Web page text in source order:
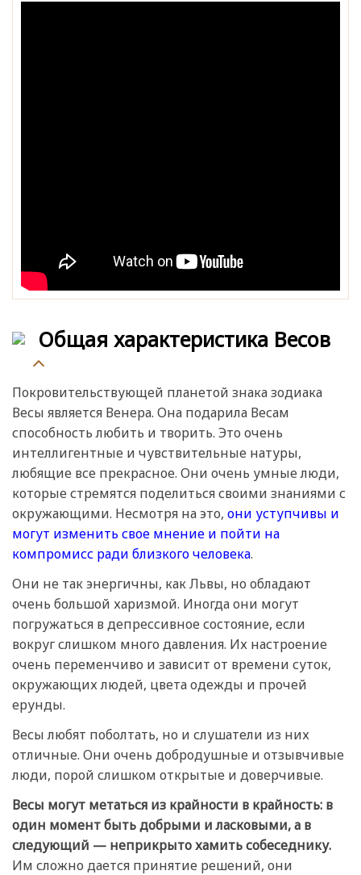
Общая характеристика Весов
Покровительствующей планетой знака зодиака
Весы является Венера. Она подарила Весам
способность любить и творить. Это очень
интеллигентные и чувствительные натуры,
любящие все прекрасное. Они очень умные люди,
которые стремятся поделиться своими знаниями с
окружающими. Несмотря на это, они уступчивы и
могут изменить свое мнение и пойти на
компромисс ради близкого человека.
Они не так энергичны, как Львы, но обладают
очень большой харизмой. Иногда они могут
погружаться в депрессивное состояние, если
вокруг слишком много давления. Их настроение
очень переменчиво и зависит от времени суток,
окружающих людей, цвета одежды и прочей
ерунды.
Весы любят поболтать, но и слушатели из них
отличные. Они очень добродушные и отзывчивые
люди, порой слишком открытые и доверчивые.
Весы могут метаться из крайности в крайность: в
один момент быть добрыми и ласковыми, а в
следующий — неприкрыто хамить собеседнику.
Им сложно дается принятие решений, они